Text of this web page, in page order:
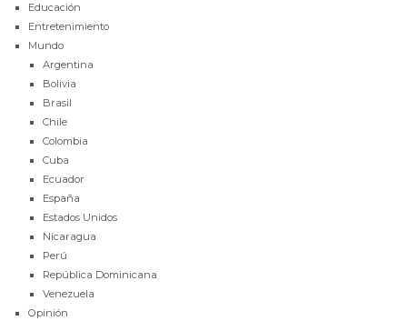
Educación
Entretenimiento
Mundo
Argentina
Bolivia
Brasil
Chile
Colombia
Cuba
Ecuador
España
Estados Unidos
Nicaragua
Perú
República Dominicana
Venezuela
Opinión